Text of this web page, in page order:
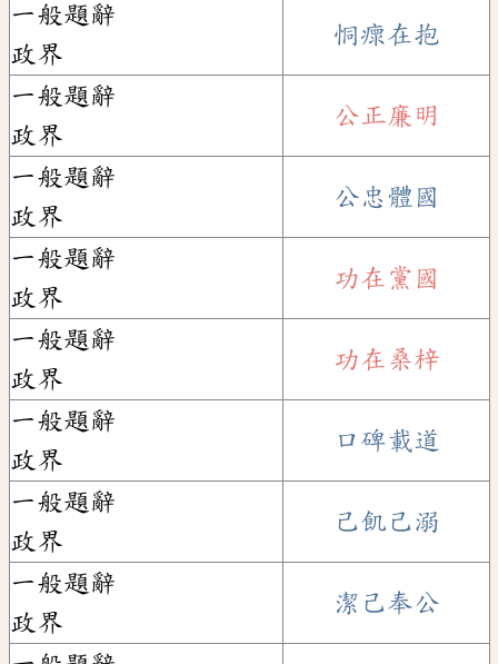
一般題辭
政界
恫瘝在抱
一般題辭
政界
公正廉明
一般題辭
政界
公忠體國
一般題辭
政界
功在黨國
一般題辭
政界
功在桑梓
一般題辭
政界
口碑載道
一般題辭
政界
己飢己溺
一般題辭
政界
潔己奉公